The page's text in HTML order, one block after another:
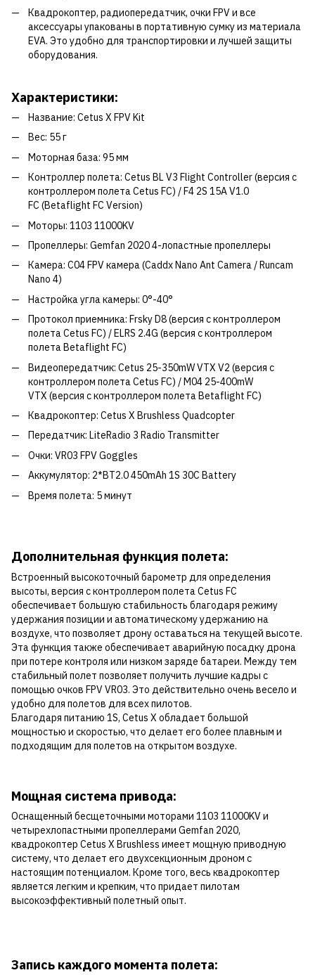
Квадрокоптер, радиопередатчик, очки FPV и все
аксессуары упакованы в портативную сумку из материала
EVA. Это удобно для транспортировки и лучшей защиты
оборудования.
Характеристики:
Название: Cetus X FPV Kit
Вес: 55 г
Моторная база: 95 мм
Контроллер полета: Cetus BL V3 Flight Controller (версия с
контроллером полета Cetus FC) / F4 2S 15A V1.0
FC (Betaflight FC Version)
Моторы: 1103 11000KV
Пропеллеры: Gemfan 2020 4-лопастные пропеллеры
Камера: C04 FPV камера (Caddx Nano Ant Camera / Runcam
Nano 4)
Настройка угла камеры: 0°-40°
Протокол приемника: Frsky D8 (версия с контроллером
полета Cetus FC) / ELRS 2.4G (версия с контроллером
полета Betaflight FC)
Видеопередатчик: Cetus 25-350mW VTX V2 (версия с
контроллером полета Cetus FC) / M04 25-400mW
VTX (версия с контроллером полета Betaflight FC)
Квадрокоптер: Cetus X Brushless Quadcopter
Передатчик: LiteRadio 3 Radio Transmitter
Очки: VR03 FPV Goggles
Аккумулятор: 2*BT2.0 450mAh 1S 30C Battery
Время полета: 5 минут
Дополнительная функция полета:
Встроенный высокоточный барометр для определения
высоты, версия с контроллером полета Cetus FC
обеспечивает большую стабильность благодаря режиму
удержания позиции и автоматическому удержанию на
воздухе, что позволяет дрону оставаться на текущей высоте.
Эта функция также обеспечивает аварийную посадку дрона
при потере контроля или низком заряде батареи. Между тем
стабильный полет позволяет получить лучшие кадры с
помощью очков FPV VR03. Это действительно очень весело и
удобно для полетов для всех пилотов.
Благодаря питанию 1S, Cetus X обладает большой
мощностью и скоростью, что делает его более плавным и
подходящим для полетов на открытом воздухе.
Мощная система привода:
Оснащенный бесщеточными моторами 1103 11000KV и
четырехлопастными пропеллерами Gemfan 2020,
квадрокоптер Cetus X Brushless имеет мощную приводную
систему, что делает его двухсекционным дроном с
настоящим потенциалом. Кроме того, весь квадрокоптер
является легким и крепким, что придает пилотам
высокоэффективный полетный опыт.
Запись каждого момента полета: